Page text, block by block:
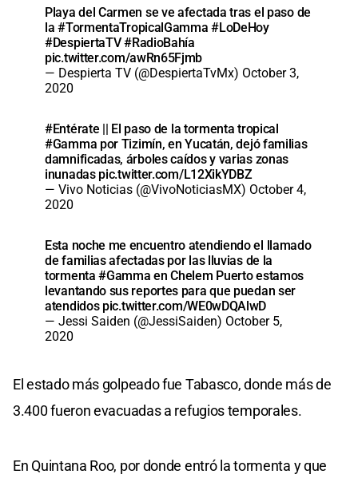
Playa del Carmen se ve afectada tras el paso de
la#TormentaTropicalGamma #LoDeHoy
#DespiertaTV#RadioBahía
pic.twitter.com/awRn65Fjmb
— Despierta TV (@DespiertaTvMx) October 3,
2020
#Entérate || El paso de la tormenta tropical
#Gamma por Tizimín, en Yucatán, dejó familias
damnificadas, árboles caídos y varias zonas
inunadas pic.twitter.com/L12XikYDBZ
— Vivo Noticias (@VivoNoticiasMX) October 4,
2020
Esta noche me encuentro atendiendo el llamado
de familias afectadas por las lluvias de la
tormenta#Gamma en Chelem Puerto estamos
levantando sus reportes para que puedan ser
atendidos pic.twitter.com/WE0wDQAlwD
— Jessi Saiden (@JessiSaiden) October 5,
2020
El estado más golpeado fue Tabasco, donde más de
3.400 fueron evacuadas a refugios temporales.
En Quintana Roo, por donde entró la tormenta y que